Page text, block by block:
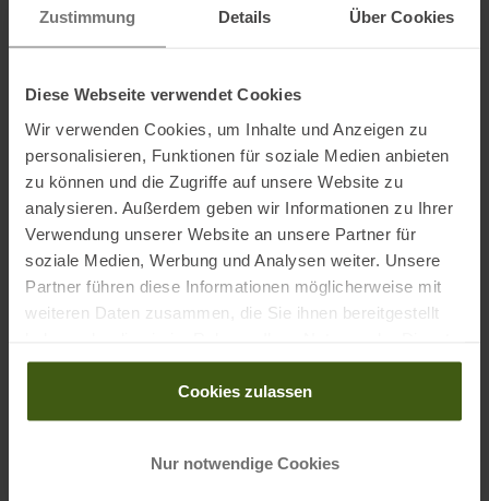
Zustimmung Details Über Cookies
Diese Webseite verwendet Cookies
Wir verwenden Cookies, um Inhalte und Anzeigen zu
personalisieren, Funktionen für soziale Medien anbieten
zu können und die Zugriffe auf unsere Website zu
analysieren. Außerdem geben wir Informationen zu Ihrer
Verwendung unserer Website an unsere Partner für
soziale Medien, Werbung und Analysen weiter. Unsere
Partner führen diese Informationen möglicherweise mit
weiteren Daten zusammen, die Sie ihnen bereitgestellt
gesammelt haben.
Cookies zulassen
Nur notwendige Cookies
Material:
Sohle: Vibram Gummi Vibram® SpringLug Tech und PU-Schaum
Obermaterial: Nubuk + abriebfeste, textile Einsätze
Informationen zu EU Verordnung GPSR
Name des Herstellers:
La Sportiva S.P.A.
Via Ischia 2, 38030 Ziano di
Ausgezeichnet mit: